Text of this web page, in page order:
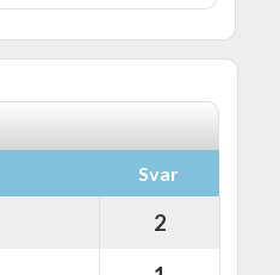
Svar
2